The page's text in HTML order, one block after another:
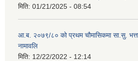
मिति: 01/21/2025 - 08:54
आ.ब. २०७९/८० को प्रथम चौमासिकमा सा.सु. भत्ता
नामावलि
मिति: 12/22/2022 - 12:14